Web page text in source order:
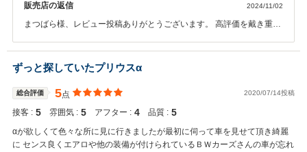
販売店の返信 2024/11/02
まつばら様、レビュー投稿ありがとうございます。 高評価を戴き重ね
います。 まつばら様の楽しいカーライフのお手伝いが少し出来て嬉し
く思います。 埼玉県と遠方ですが、愛知にお越しの節には遊びに寄っ
て下さい。 この度のお買上げ誠にありがとうございました。
ずっと探していたプリウスα
総合評価 5点 2020/07/14投稿
接客 : 5 雰囲気 : 5 アフター : 4 品質 : 5
αが欲しくて色々な所に見に行きましたが最初に伺って車を見せて頂き綺麗
に センス良くエアロや他の装備が付けられているＢＷカーズさんの車が忘れ